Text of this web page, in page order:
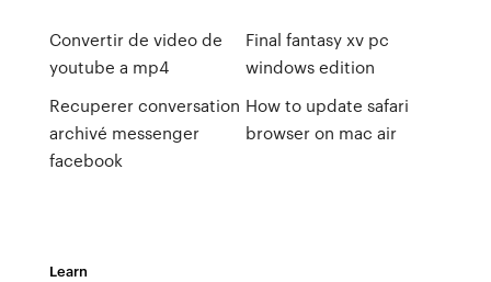
Convertir de video de
youtube a mp4
Recuperer conversation
archivé messenger
facebook
Final fantasy xv pc
windows edition
How to update safari
browser on mac air
Learn